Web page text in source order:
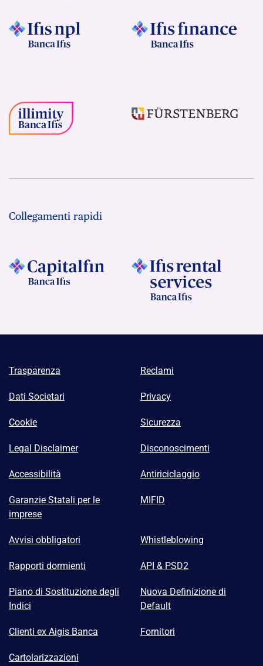
Collegamenti rapidi
Trasparenza Reclami
Dati Societari Privacy
Cookie Sicurezza
Legal Disclaimer Disconoscimenti
Accessibilità Antiriciclaggio
Garanzie Statali per le
imprese
MIFID
Avvisi obbligatori Whistleblowing
Rapporti dormienti API & PSD2
Piano di Sostituzione degli
Indici
Nuova Definizione di
Default
Clienti ex Aigis Banca Fornitori
Cartolarizzazioni